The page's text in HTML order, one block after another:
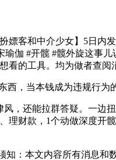
和中介少女】5日内发
伽 #开髋 #髋外旋这事儿
工具。均为做者查阅消
，当本钱成为违规行为
还能拉群答疑。一边
理财款，1个动做深度开
：本文内容所有消息和